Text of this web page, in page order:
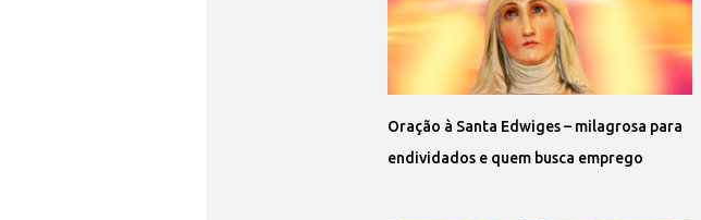
Oração à Santa Edwiges – milagrosa para
endividados e quem busca emprego